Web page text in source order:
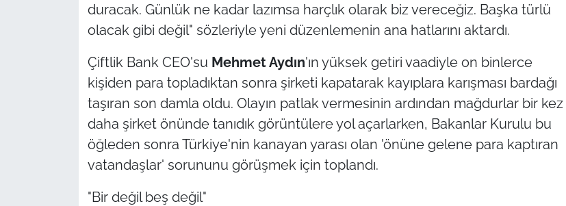
duracak. Günlük ne kadar lazımsa harçlık olarak biz vereceğiz. Başka türlü
olacak gibi değil" sözleriyle yeni düzenlemenin ana hatlarını aktardı.
Çiftlik Bank CEO'su Mehmet Aydın'ın yüksek getiri vaadiyle on binlerce
kişiden para topladıktan sonra şirketi kapatarak kayıplara karışması bardağı
taşıran son damla oldu. Olayın patlak vermesinin ardından mağdurlar bir kez
daha şirket önünde tanıdık görüntülere yol açarlarken, Bakanlar Kurulu bu
öğleden sonra Türkiye'nin kanayan yarası olan 'önüne gelene para kaptıran
vatandaşlar' sorununu görüşmek için toplandı.
"Bir değil beş değil"
Flaş Haber
Dış Haberler